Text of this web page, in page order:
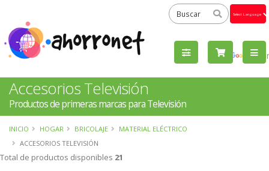
by
Accesorios Televisión
Productos de primeras marcas para Televisión
INICIO HOGAR BRICOLAJE
MATERIAL ELÉCTRICO
ACCESORIOS TELEVISIÓN
Total de productos disponibles 21